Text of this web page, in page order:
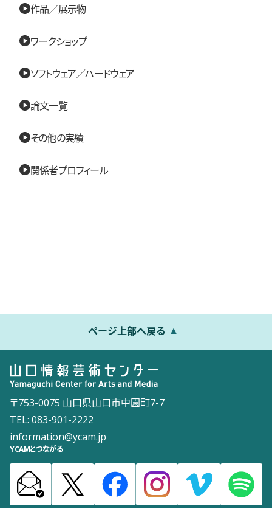
作品／展示物
ワークショップ
ソフトウェア／ハードウェア
論文一覧
その他の実績
関係者プロフィール
ページ上部へ戻る
〒753-0075 山口県山口市中園町7-7
TEL: 083-901-2222
information@ycam.jp
YCAMとつながる